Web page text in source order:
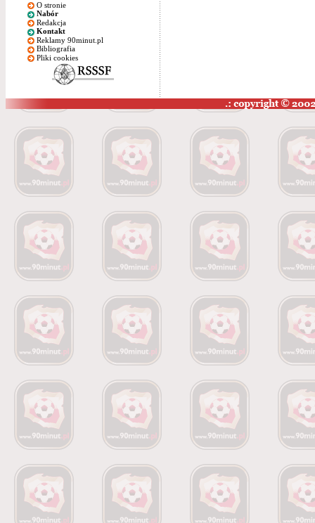
O stronie
Nabór
Redakcja
Kontakt
Reklamy 90minut.pl
Bibliografia
Pliki cookies